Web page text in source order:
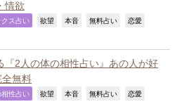
情欲
クス占い 欲望 本音 無料占い 恋愛
『2人の体の相性占い』あの人が好
全無料
相性占い 欲望 本音 無料占い 恋愛